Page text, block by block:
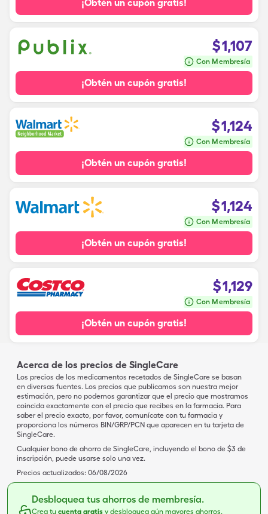
¡Obtén un cupón gratis!
$1,107
Con Membresía
¡Obtén un cupón gratis!
$1,124
Con Membresía
¡Obtén un cupón gratis!
$1,124
Con Membresía
¡Obtén un cupón gratis!
$1,129
Con Membresía
¡Obtén un cupón gratis!
Acerca de los precios de SingleCare
Los precios de los medicamentos recetados de SingleCare se basan
en diversas fuentes. Los precios que publicamos son nuestra mejor
estimación, pero no podemos garantizar que el precio que mostramos
coincida exactamente con el precio que recibes en la farmacia. Para
saber el precio exacto, por favor, comunícate con tu farmacia y
proporciona los números BIN/GRP/PCN que aparecen en tu tarjeta de
SingleCare.
Cualquier bono de ahorro de SingleCare, incluyendo el bono de $3 de
inscripción, puede usarse solo una vez.
Precios actualizados: 06/08/2026
Desbloquea tus ahorros de membresía.
Crea tu cuenta gratis y desbloquea aún mayores ahorros.